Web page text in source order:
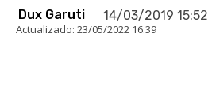
Dux Garuti 14/03/2019 15:52
Actualizado: 23/05/2022 16:39